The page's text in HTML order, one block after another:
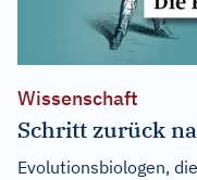
Wissenschaft
Schritt zurück
Evolutionsbiologen,